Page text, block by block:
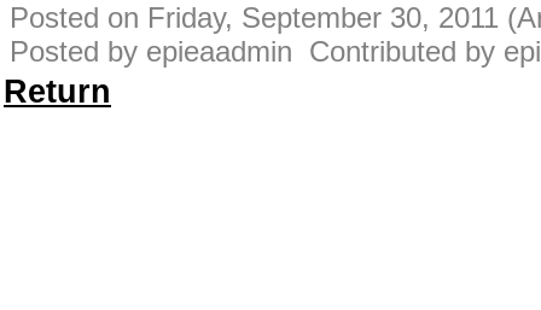
Posted on Friday, September 30, 2011
Posted by epieaadmin Contributed by
Return